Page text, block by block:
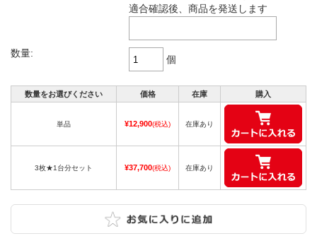
適合確認後、商品を発送します
数量:
個
数量をお選びください 価格 在庫 購入
単品 ¥12,900(税込) 在庫あり
3枚★1台分セット ¥37,700(税込) 在庫あり